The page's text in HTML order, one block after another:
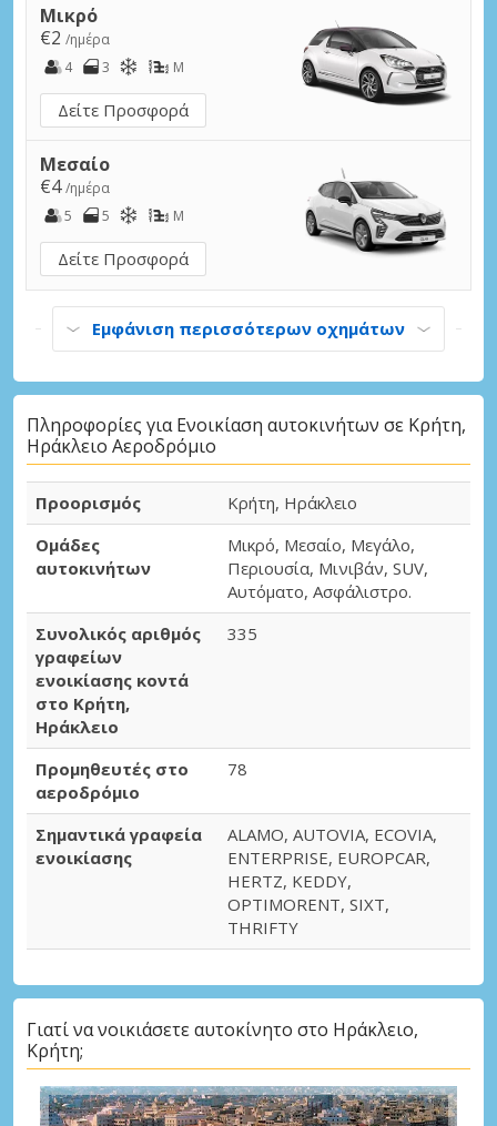
Μικρό
€2 /ημέρα
4
3 M
Δείτε Προσφορά
Μεσαίο
€4/ημέρα
5
5 M
Δείτε Προσφορά
Εμφάνιση περισσότερων οχημάτων
Πληροφορίες για Ενοικίαση αυτοκινήτων σε Κρήτη,
Ηράκλειο Αεροδρόμιο
Προορισμός
Κρήτη, Ηράκλειο
Ομάδες
αυτοκινήτων
Μικρό, Μεσαίο, Μεγάλο,
Περιουσία, Μινιβάν, SUV,
Αυτόματο, Ασφάλιστρο.
Συνολικός αριθμός
γραφείων
ενοικίασης κοντά
στο Κρήτη,
Ηράκλειο
335
Προμηθευτές στο
αεροδρόμιο
78
Σημαντικά γραφεία
ενοικίασης
ALAMO, AUTOVIA, ECOVIA,
ENTERPRISE, EUROPCAR,
HERTZ, KEDDY,
OPTIMORENT, SIXT,
THRIFTY
Γιατί να νοικιάσετε αυτοκίνητο στο Ηράκλειο,
Κρήτη;